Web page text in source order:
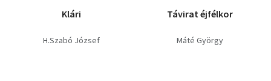
Klári
H.Szabó József
Távirat éjfélkor
Máté György